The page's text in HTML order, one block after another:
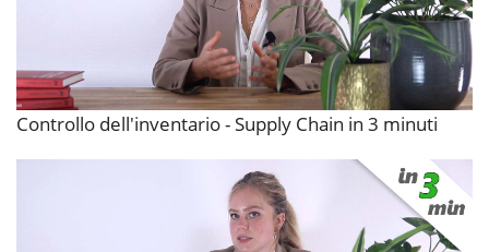
Controllo dell'inventario - Supply Chain in 3 minuti